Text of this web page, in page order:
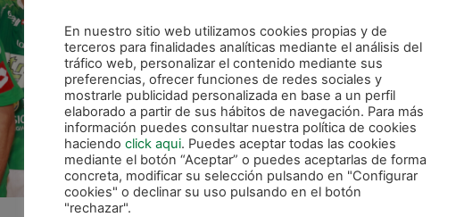
En nuestro sitio web utilizamos cookies propias y de
terceros para finalidades analíticas mediante el análisis del
tráfico web, personalizar el contenido mediante sus
preferencias, ofrecer funciones de redes sociales y
mostrarle publicidad personalizada en base a un perfil
elaborado a partir de sus hábitos de navegación. Para más
información puedes consultar nuestra política de cookies
haciendo click aqui. Puedes aceptar todas las cookies
mediante el botón “Aceptar” o puedes aceptarlas de forma
concreta, modificar su selección pulsando en "Configurar
cookies" o declinar su uso pulsando en el botón
"rechazar".